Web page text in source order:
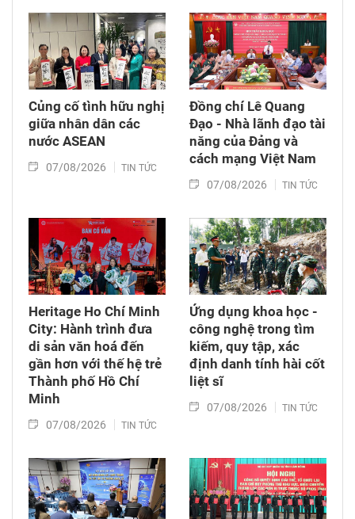
(6/8/1976 – 6/8/2026).
Củng cố tình hữu nghị
giữa nhân dân các
nước ASEAN
07/08/2026 TIN TỨC
Đồng chí Lê Quang
Đạo - Nhà lãnh đạo tài
năng của Đảng và
cách mạng Việt Nam​
07/08/2026 TIN TỨC
Heritage Ho Chí Minh
City: Hành trình đưa
di sản văn hoá đến
gần hơn với thế hệ trẻ
Thành phố Hồ Chí
Minh
07/08/2026 TIN TỨC
Ứng dụng khoa học -
công nghệ trong tìm
kiếm, quy tập, xác
định danh tính hài cốt
liệt sĩ
07/08/2026 TIN TỨC